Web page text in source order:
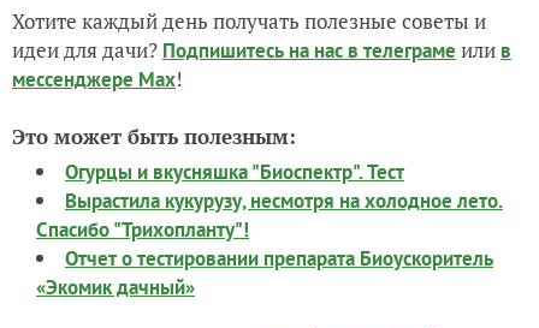
Хотите каждый день получать полезные советы и
идеи для дачи? Подпишитесь на нас в телеграме или в
мессенджере Max!
Это может быть полезным:
Огурцы и вкусняшка "Биоспектр". Тест
Вырастила кукурузу, несмотря на холодное лето.
Спасибо "Трихопланту"!
Отчет о тестировании препарата Биоускоритель
«Экомик дачный»